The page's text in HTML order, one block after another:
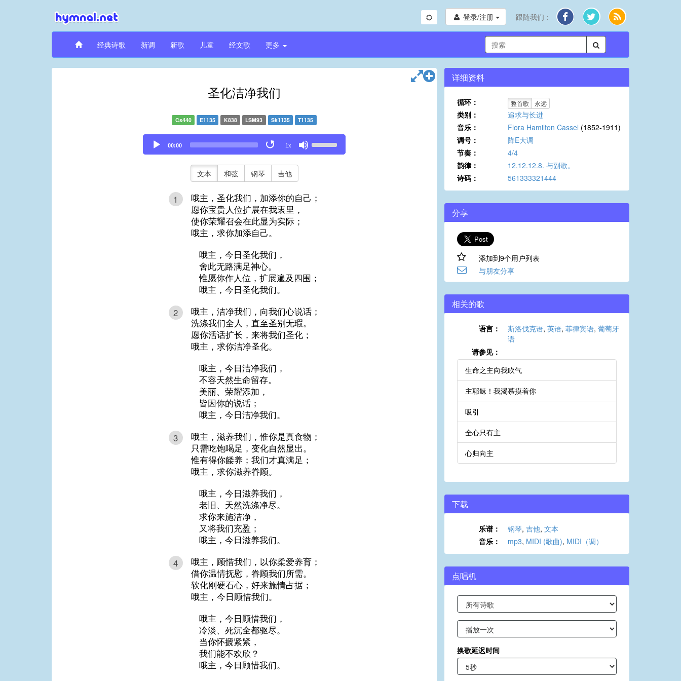
登录/注册 跟随我们：
经典诗歌 新调 新歌 儿童 经文歌 更多
圣化洁净我们
Cs440 E1135 K838 LSM93 Sk1135 T1135
Audio
Player
00:00 1x
Up/Down
or
文本 和弦 钢琴 吉他
1
哦主，圣化我们，加添你的自己；
愿你宝贵人位扩展在我衷里，
使你荣耀召会在此显为实际；
哦主，求你加添自己。
哦主，今日圣化我们，
舍此无路满足神心。
惟愿你作人位，扩展遍及四围；
哦主，今日圣化我们。
2
哦主，洁净我们，向我们心说话；
洗涤我们全人，直至圣别无瑕。
愿你活话扩长，来将我们圣化；
哦主，求你洁净圣化。
哦主，今日洁净我们，
不容天然生命留存。
美丽、荣耀添加，
皆因你的说话；
哦主，今日洁净我们。
3
哦主，滋养我们，惟你是真食物；
只需吃饱喝足，变化自然显出。
惟有得你餧养；我们才真满足；
哦主，求你滋养眷顾。
哦主，今日滋养我们，
老旧、天然洗涤净尽。
求你来施洁净，
又将我们充盈；
哦主，今日滋养我们。
4
哦主，顾惜我们，以你柔爱养育；
借你温情抚慰，眷顾我们所需。
软化刚硬石心，好来施情占据；
哦主，今日顾惜我们。
哦主，今日顾惜我们，
冷淡、死沉全都驱尽。
当你怀搋紧紧，
我们能不欢欣？
哦主，今日顾惜我们。
详细资料
循环： 整首歌 永远
类别：
追求与长进
音乐：
Flora Hamilton Cassel (1852-1911)
调号：
降E大调
节奏：
4/4
韵律：
12.12.12.8. 与副歌。
诗码：
561333321444
分享
添加到9个用户列表
与朋友分享
相关的歌
语言： 斯洛伐克语, 英语, 菲律宾语, 葡萄牙
语
请参见：
生命之主向我吹气
主耶稣！我渴慕摸着你
吸引
全心只有主
心归向主
下载
乐谱： 钢琴, 吉他, 文本
音乐：
mp3, MIDI (歌曲), MIDI（调）
点唱机
换歌延迟时间